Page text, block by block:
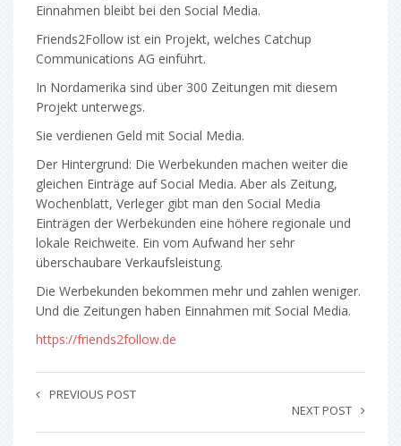
Einnahmen bleibt bei den Social Media.
Friends2Follow ist ein Projekt, welches Catchup
Communications AG einführt.
In Nordamerika sind über 300 Zeitungen mit diesem
Projekt unterwegs.
Sie verdienen Geld mit Social Media.
Der Hintergrund: Die Werbekunden machen weiter die
gleichen Einträge auf Social Media. Aber als Zeitung,
Wochenblatt, Verleger gibt man den Social Media
Einträgen der Werbekunden eine höhere regionale und
lokale Reichweite. Ein vom Aufwand her sehr
überschaubare Verkaufsleistung.
Die Werbekunden bekommen mehr und zahlen weniger.
Und die Zeitungen haben Einnahmen mit Social Media.
https://friends2follow.de
PREVIOUS POST
NEXT POST